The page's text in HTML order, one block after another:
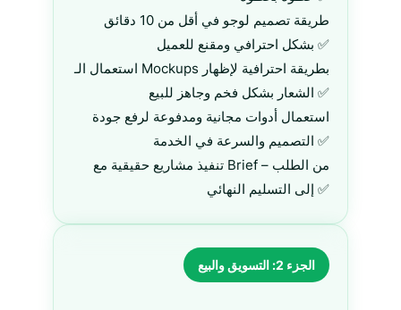
طريقة تصميم لوجو في أقل من 10 دقائق
بشكل احترافي ومقنع للعميل ✅
استعمال الـ Mockups بطريقة احترافية لإظهار
الشعار بشكل فخم وجاهز للبيع ✅
استعمال أدوات مجانية ومدفوعة لرفع جودة
التصميم والسرعة في الخدمة ✅
تنفيذ مشاريع حقيقية مع Brief – من الطلب
إلى التسليم النهائي ✅
الجزء 2: التسويق والبيع